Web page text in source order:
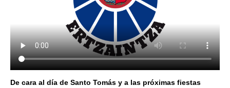
De cara al día de Santo Tomás y a las próximas fiestas